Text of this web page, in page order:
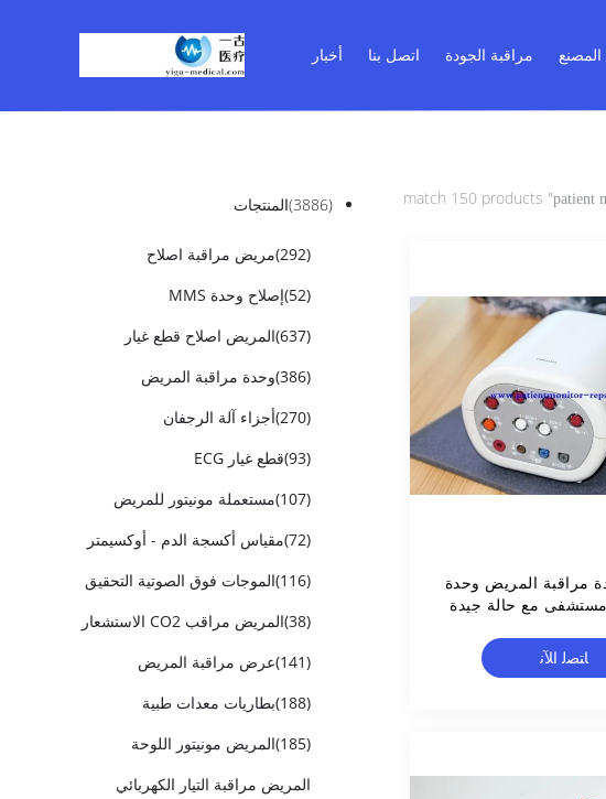
مراقبة الجودة اتصل بنا أخبار
المنتجات (3886)
مريض مراقبة اصلاح
(292)
إصلاح وحدة MMS
(52)
المريض اصلاح قطع غيار
(637)
وحدة مراقبة المريض
(386)
أجزاء آلة الرجفان
(270)
قطع غيار ECG
(93)
مستعملة مونيتور للمريض
(107)
مقياس أكسجة الدم - أوكسيمتر
(72)
الموجات فوق الصوتية التحقيق
(116)
المريض مراقب CO2 الاستشعار
(38)
عرض مراقبة المريض
(141)
بطاريات معدات طبية
(188)
المريض مونيتور اللوحة
(185)
المريض مراقبة التيار الكهربائي
patient
" match 150 products
مراقبة المريض وحدة
مع حالة جيدة
ﺎﺘﺼﻟ ﺍﻶﻧ